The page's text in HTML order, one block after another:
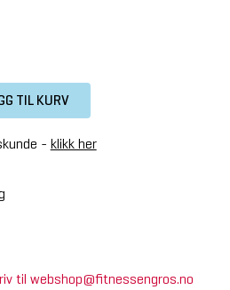
TIL KURV
- klikk her
til webshop@fitnessengros.no